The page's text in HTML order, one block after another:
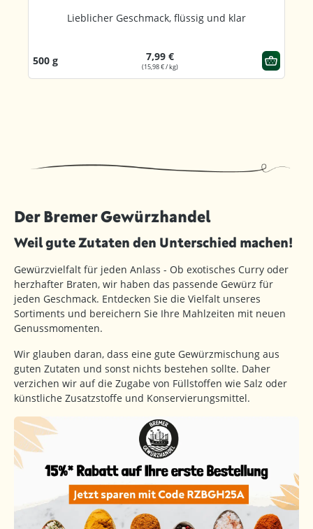
Lieblicher Geschmack, flüssig und klar
500 g 7,99 €
(15,98 € / kg)
Der Bremer Gewürzhandel
Weil gute Zutaten den Unterschied machen!
Gewürzvielfalt für jeden Anlass - Ob exotisches Curry oder
herzhafter Braten, wir haben das passende Gewürz für
jeden Geschmack. Entdecken Sie die Vielfalt unseres
Sortiments und bereichern Sie Ihre Mahlzeiten mit neuen
Genussmomenten.
Wir glauben daran, dass eine gute Gewürzmischung aus
guten Zutaten und sonst nichts bestehen sollte. Daher
verzichen wir auf die Zugabe von Füllstoffen wie Salz oder
künstliche Zusatzstoffe und Konservierungsmittel.